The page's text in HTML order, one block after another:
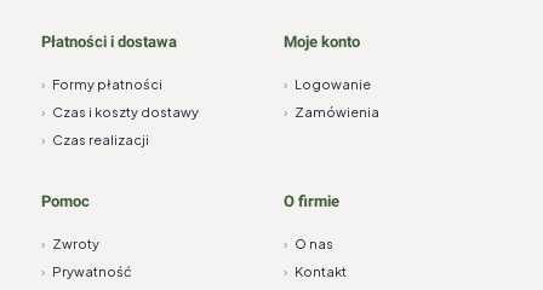
Płatności i dostawa
› Formy płatności
› Czas i koszty dostawy
› Czas realizacji
Moje konto
› Logowanie
› Zamówienia
Pomoc
› Zwroty
› Prywatność
O firmie
› O nas
› Kontakt